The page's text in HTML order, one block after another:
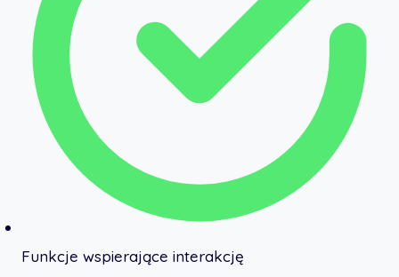
Funkcje wspierające interakcję